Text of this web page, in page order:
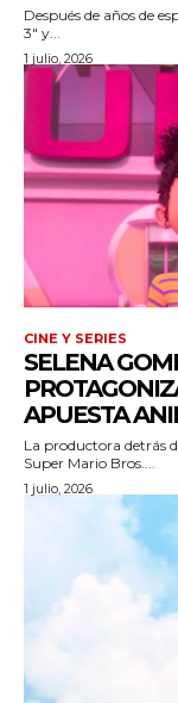
Después de años de
3" y...
1 julio, 2026
CINE Y SERIES
SELENA
APUESTA
La productora detrás
Super Mario Bros....
1 julio, 2026